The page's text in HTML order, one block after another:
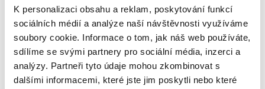
K personalizaci obsahu a reklam, poskytování funkcí
sociálních médií a analýze naší návštěvnosti využíváme
soubory cookie. Informace o tom, jak náš web používáte,
sdílíme se svými partnery pro sociální média, inzerci a
analýzy. Partneři tyto údaje mohou zkombinovat s
dalšími informacemi, které jste jim poskytli nebo které
původce takových informací.
5. Zákaznická podpora
Pokud potřebujete jakoukoliv pomoc, klikněte na ikonu nabídky v
pravém horním rohu a vyberte "FAQ". Zde najdete odpovědi na